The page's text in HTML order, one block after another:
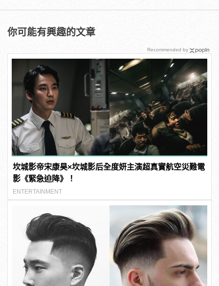
你可能有興趣的文章
坎城影帝宋康昊×坎城影后全度妍主演超真實航空災難電
影《緊急迫降》！
ENTERTAINMENT
Recommended by